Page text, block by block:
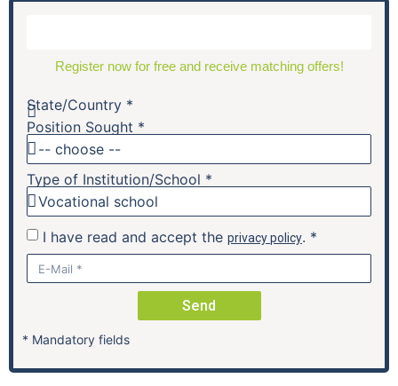
Share Job:
Für einePflegeschule im Herzen Berlins suchen wir eine
Lehrkraft für die Pflegeausbildung / Pflegepädagog:in
bildet seit 2012 erfolgreich Pflegefachkräfte aus. Das
die Ausbildung und Lehre für die knapp 160
Register now for free and receive matching offers!
State/Country *
Position Sought *
Type of Institution/School *
I have read and accept the privacy policy. *
Send
* Mandatory fields